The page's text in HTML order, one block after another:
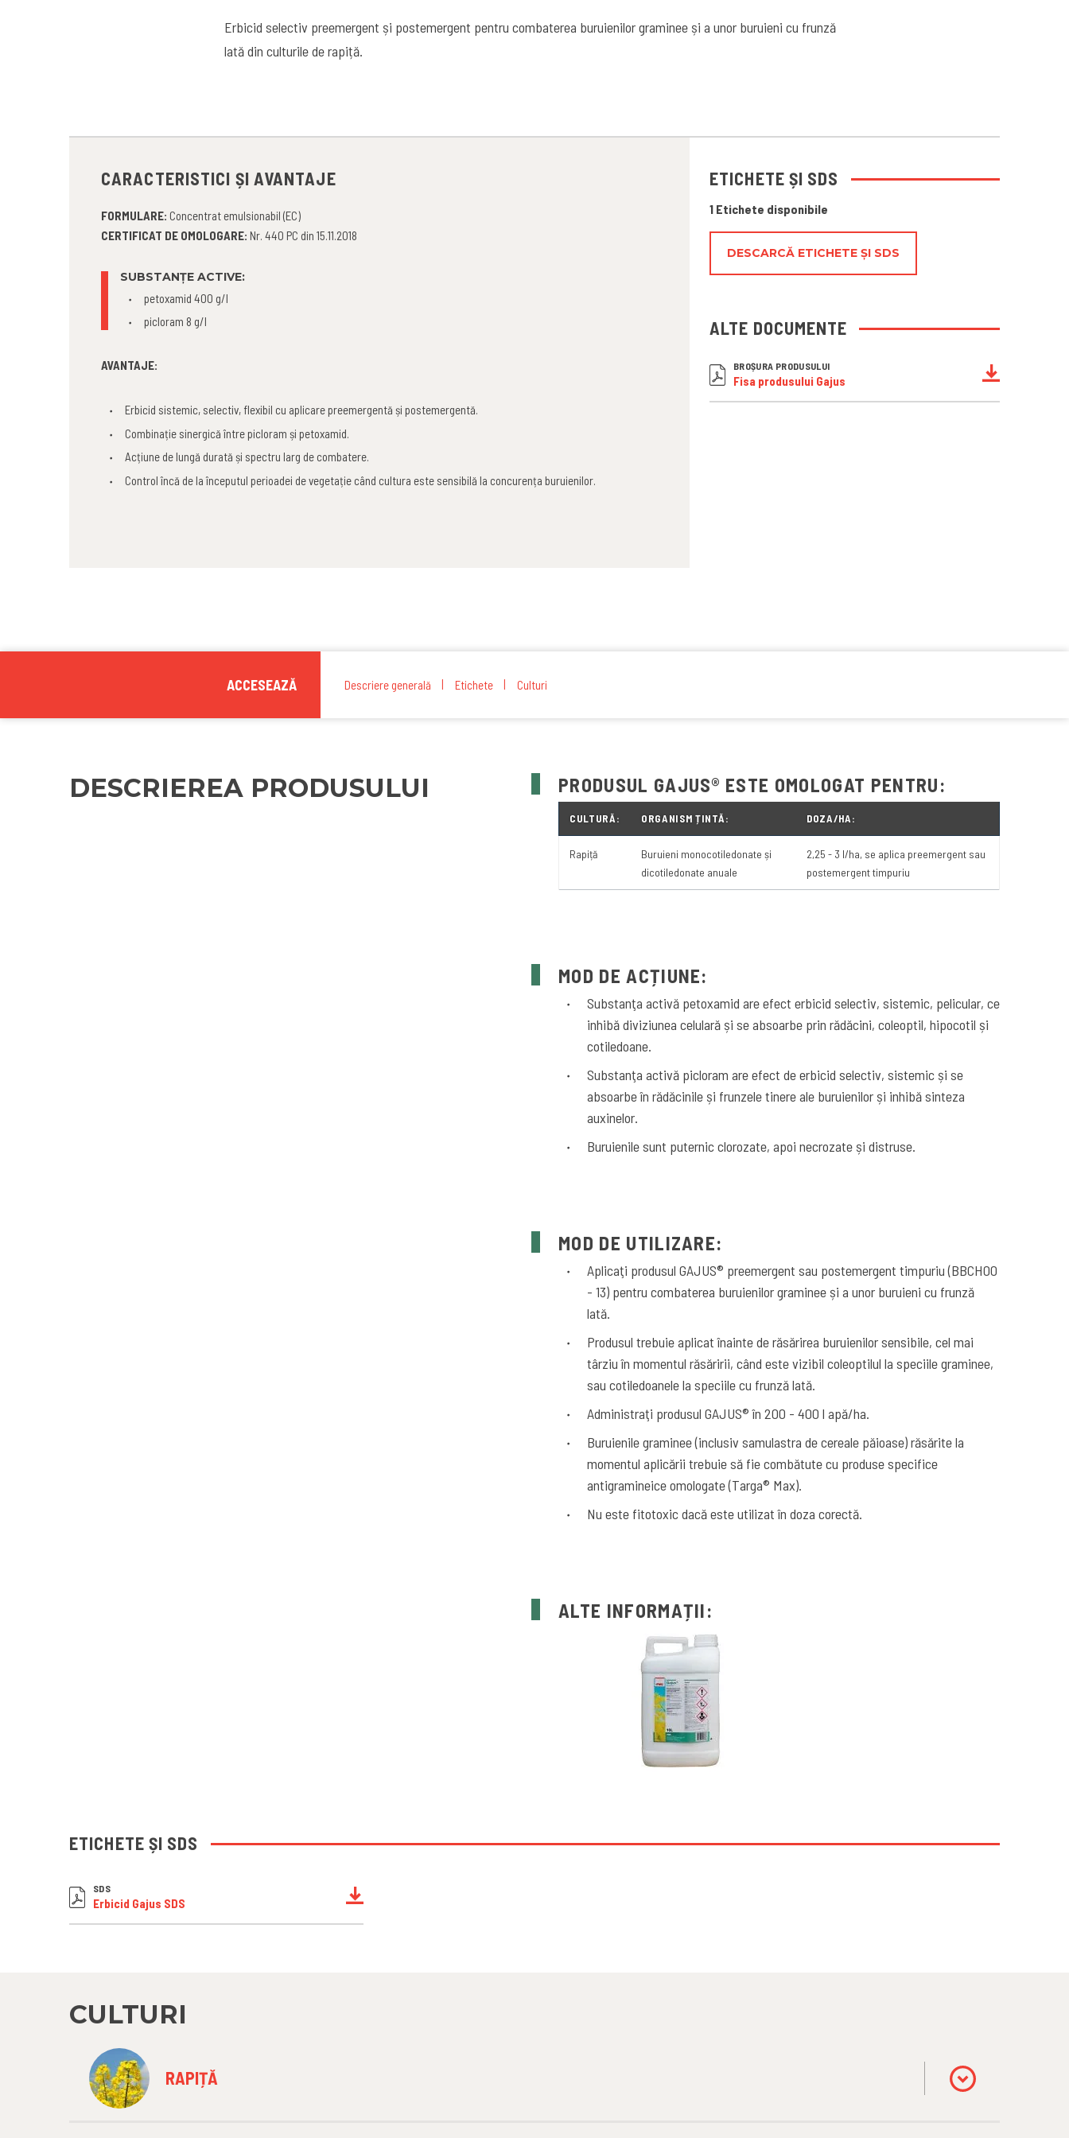
Erbicid selectiv preemergent și postemergent pentru combaterea buruienilor graminee și a unor buruieni cu frunză
lată din culturile de rapiță.
CARACTERISTICI ȘI AVANTAJE
FORMULARE: Concentrat emulsionabil (EC)
CERTIFICAT DE OMOLOGARE: Nr. 440 PC din 15.11.2018
SUBSTANȚE ACTIVE:
petoxamid 400 g/l
picloram 8 g/l
AVANTAJE:
Erbicid sistemic, selectiv, flexibil cu aplicare preemergentă și postemergentă.
Combinație sinergică între picloram și petoxamid.
Acțiune de lungă durată și spectru larg de combatere.
Control încă de la începutul perioadei de vegetație când cultura este sensibilă la concurența buruienilor.
ETICHETE ȘI SDS
1 Etichete disponibile
DESCARCĂ ETICHETE ȘI SDS
ALTE DOCUMENTE
BROȘURA PRODUSULUI
Fisa produsului Gajus
ACCESEAZĂ Descriere generală Etichete Culturi
DESCRIEREA PRODUSULUI PRODUSUL GAJUS® ESTE OMOLOGAT PENTRU:
CULTURĂ: ORGANISM ȚINTĂ: DOZA/HA:
Rapiță
Buruieni monocotiledonate și
dicotiledonate anuale
2,25 - 3 l/ha, se aplica preemergent sau
postemergent timpuriu
MOD DE ACȚIUNE:
Substanţa activă petoxamid are efect erbicid selectiv, sistemic, pelicular, ce
inhibă diviziunea celulară și se absoarbe prin rădăcini, coleoptil, hipocotil și
cotiledoane.
Substanţa activă picloram are efect de erbicid selectiv, sistemic și se
absoarbe în rădăcinile și frunzele tinere ale buruienilor și inhibă sinteza
auxinelor.
Buruienile sunt puternic clorozate, apoi necrozate și distruse.
MOD DE UTILIZARE:
Aplicaţi produsul GAJUS® preemergent sau postemergent timpuriu (BBCH00
- 13) pentru combaterea buruienilor graminee și a unor buruieni cu frunză
lată.
Produsul trebuie aplicat înainte de răsărirea buruienilor sensibile, cel mai
târziu în momentul răsăririi, când este vizibil coleoptilul la speciile graminee,
sau cotiledoanele la speciile cu frunză lată.
Administraţi produsul GAJUS® în 200 - 400 l apă/ha.
Buruienile graminee (inclusiv samulastra de cereale păioase) răsărite la
momentul aplicării trebuie să fie combătute cu produse specifice
antigramineice omologate (Targa® Max).
Nu este fitotoxic dacă este utilizat în doza corectă.
ALTE INFORMAȚII:
ETICHETE ȘI SDS
SDS
Erbicid Gajus SDS
CULTURI
RAPIȚĂ